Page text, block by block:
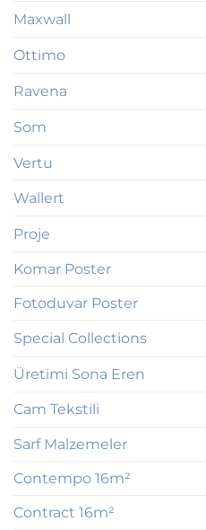
Maxwall
Ottimo
Ravena
Som
Vertu
Wallert
Proje
Komar Poster
Fotoduvar Poster
Special Collections
Üretimi Sona Eren
Cam Tekstili
Sarf Malzemeler
Contempo 16m²
Contract 16m²